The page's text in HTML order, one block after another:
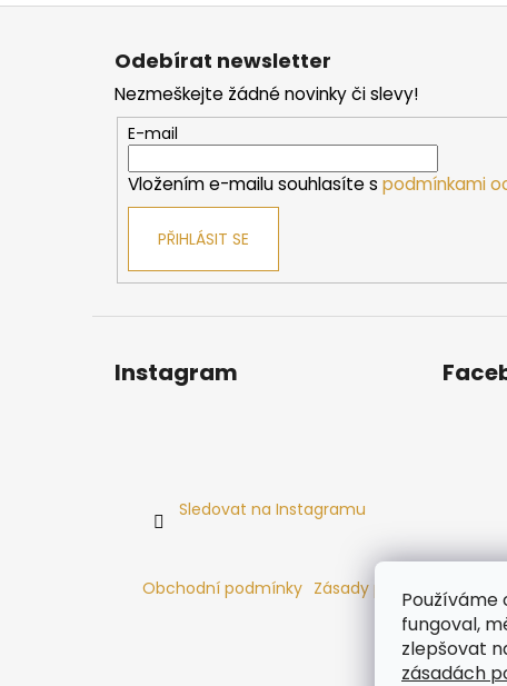
Používáme
fungoval,
zlepšovat
zásadách
Z
Odebírat newsletter
Nezmeškejte žádné novinky či slevy!
E-mail
Vložením e-mailu souhlasíte s podmínkami
PŘIHLÁSIT SE
Instagram
Sledovat na Instagramu
Obchodní podmínky Zásady používání cookies